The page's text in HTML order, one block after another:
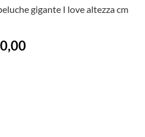
gigante I love altezza cm